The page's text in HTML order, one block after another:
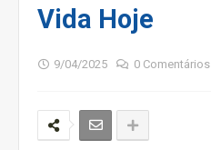
Vida Hoje
9/04/2025 0 Comentários